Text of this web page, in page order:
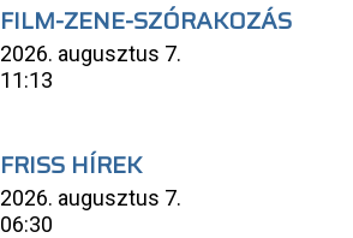
FILM-ZENE-SZÓRAKOZÁS
2026. augusztus 7.
11:13
FRISS HÍREK
2026. augusztus 7.
06:30